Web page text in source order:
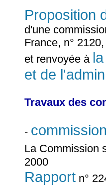
Proposition
d'une
France, n°
et renvoyée à
et de
Travaux des
-
La Commission
2000
Rapport n°